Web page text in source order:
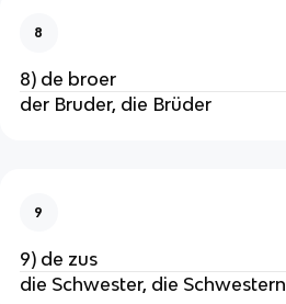
8
8) de broer
der Bruder, die Brüder
9
9) de zus
die Schwester, die Schwestern